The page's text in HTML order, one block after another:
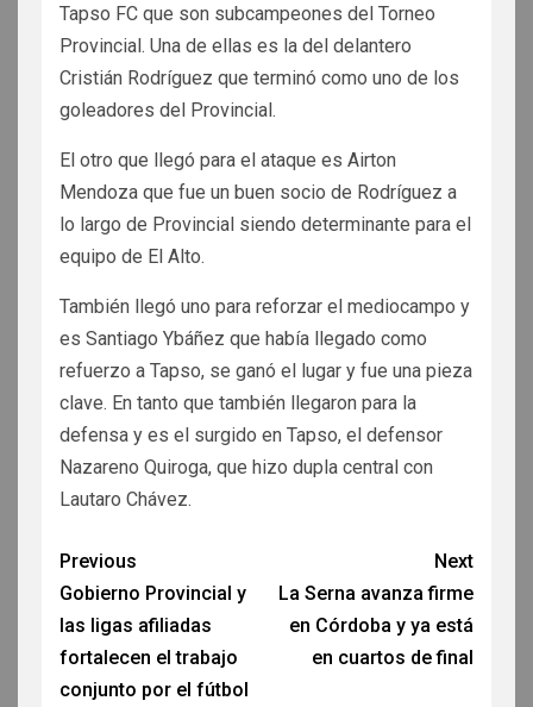
Tapso FC que son subcampeones del Torneo
Provincial. Una de ellas es la del delantero
Cristián Rodríguez que terminó como uno de los
goleadores del Provincial.
El otro que llegó para el ataque es Airton
Mendoza que fue un buen socio de Rodríguez a
lo largo de Provincial siendo determinante para el
equipo de El Alto.
También llegó uno para reforzar el mediocampo y
es Santiago Ybáñez que había llegado como
refuerzo a Tapso, se ganó el lugar y fue una pieza
clave. En tanto que también llegaron para la
defensa y es el surgido en Tapso, el defensor
Nazareno Quiroga, que hizo dupla central con
Lautaro Chávez.
Previous
Gobierno Provincial y
las ligas afiliadas
fortalecen el trabajo
conjunto por el fútbol
Next
La Serna avanza firme
en Córdoba y ya está
en cuartos de final